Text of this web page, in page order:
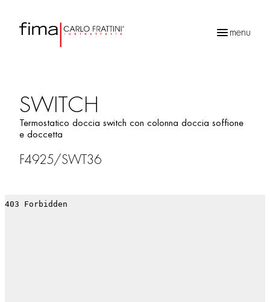
menu
SWITCH
Termostatico doccia switch con colonna doccia soffione
e doccetta
F4925/SWT36